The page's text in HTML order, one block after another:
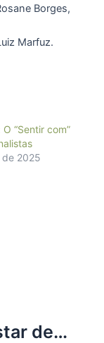
Borges,
Marfuz.
“Sentir com”
2025
de…